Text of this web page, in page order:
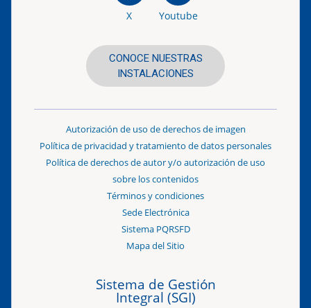
X Youtube
CONOCE NUESTRAS
INSTALACIONES
Autorización de uso de derechos de imagen
Política de privacidad y tratamiento de datos personales
Política de derechos de autor y/o autorización de uso
sobre los contenidos
Términos y condiciones
Sede Electrónica
Sistema PQRSFD
Mapa del Sitio
Sistema de Gestión
Integral (SGI)